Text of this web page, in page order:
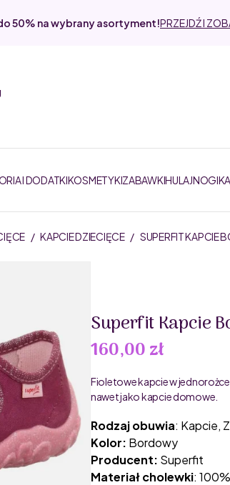
50% na wybrany asortyment!PRZEJDŹ I
I DODATKIKOSMETYKIZABAWKIHULAJNOGI
/ KAPCIE DZIECIĘCE / SUPERFIT
Superfit Kapcie
160,00 zł
Fioletowe kapcie w
nawet jako kapcie domowe.
Rodzaj obuwia: Kapcie,
Kolor: Bordowy
Producent: Superfit
Materiał cholewki: